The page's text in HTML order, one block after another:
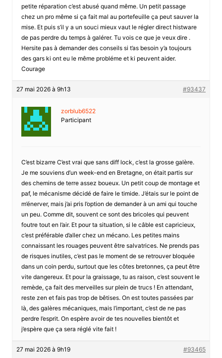
petite réparation c’est abusé quand même. Un petit passage
chez un pro même si ça fait mal au portefeuille ça peut sauver la
mise. Et puis s’il y a un souci mieux vaut le régler direct histware
de pas perdre du temps à galérer. Tu vois ce que je veux dire .
Hersite pas à demander des conseils si t’as besoin y’a toujours
des gars ki ont eu le même probléme et ki peuvent aider.
Courage
27 mai 2026 à 9h13 #93437
zorblub6522
Participant
C’est bizarre C’est vrai que sans diff lock, c’est la grosse galère.
Je me souviens d’un week-end en Bretagne, on était partis sur
des chemins de terre assez boueux. Un petit coup de montage et
paf, le mécanisme décidé de faire le timide. J’étais sur le point de
m’énerver, mais j’ai pris l’option de demander à un ami qui touche
un peu. Comme dit, souvent ce sont des bricoles qui peuvent
foutre tout en l’air. Et pour ta situation, si le câble est capricieux,
c’est préférable d’aller chez un mécano. Les petites mains
connaissant les rouages peuvent être salvatrices. Ne prends pas
de risques inutiles, c’est pas le moment de se retrouver bloquée
dans un coin perdu, surtout que les côtes bretonnes, ça peut être
vite dangereux. Et pour la graissage, tu as raison, c’est souvent le
remède, ça fait des merveilles sur plein de trucs ! En attendant,
reste zen et fais pas trop de bêtises. On est toutes passées par
là, des galères mécaniques, mais l’important, c’est de ne pas
perdre l’esprit. On espère avoir de tes nouvelles bientôt et
j’espère que ça sera réglé vite fait !
27 mai 2026 à 9h19 #93465